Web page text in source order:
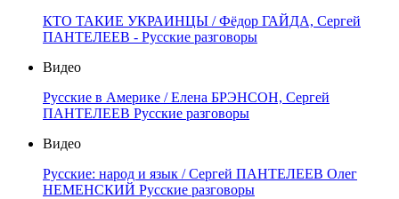
КТО ТАКИЕ УКРАИНЦЫ / Фёдор ГАЙДА, Сергей
ПАНТЕЛЕЕВ - Русские разговоры
Видео
Русские в Америке / Елена БРЭНСОН, Сергей
ПАНТЕЛЕЕВ Русские разговоры
Видео
Русские: народ и язык / Сергей ПАНТЕЛЕЕВ Олег
НЕМЕНСКИЙ Русские разговоры